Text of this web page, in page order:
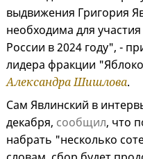
выдвижения Григория
необходима для
России в 2024 году", -
лидера фракции
Александра Шишлова.
Сам Явлинский в
декабря, сообщил, что
набрать "несколько